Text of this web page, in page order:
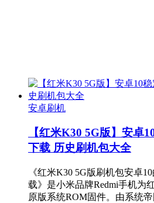
安卓刷机
【红米K30 5G版】安卓
下载 历史刷机包大全
《红米K30 5G版刷机包安卓
载》是小米品牌Redmi手机为
原版系统ROM固件。由系统